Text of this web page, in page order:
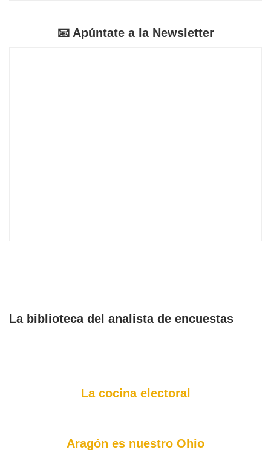
📧 Apúntate a la Newsletter
La biblioteca del analista de encuestas
La cocina electoral
Aragón es nuestro Ohio